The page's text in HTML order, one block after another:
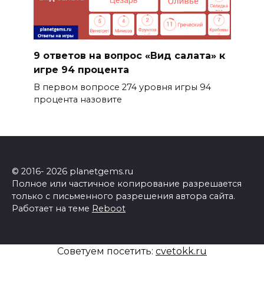
9 ответов на вопрос «Вид салата» к
игре 94 процента
В первом вопросе 274 уровня игры 94
процента назовите
© 2016- 2026 planetgems.ru
Полное или частичное копирование разрешается
только с письменного разрешения автора сайта.
Работает на теме Reboot
Советуем посетить: cvetokk.ru